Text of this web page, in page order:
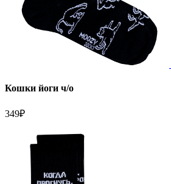
Кошки йоги ч/о
349₽